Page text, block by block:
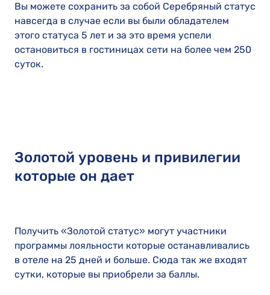
Вы можете сохранить за собой Серебряный статус
навсегда в случае если вы были обладателем
этого статуса 5 лет и за это время успели
остановиться в гостиницах сети на более чем 250
суток.
Золотой уровень и привилегии
которые он дает
Получить «Золотой статус» могут участники
программы лояльности которые останавливались
в отеле на 25 дней и больше. Сюда так же входят
сутки, которые вы приобрели за баллы.